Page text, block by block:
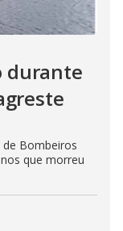
durante
Bombeiros
que morreu